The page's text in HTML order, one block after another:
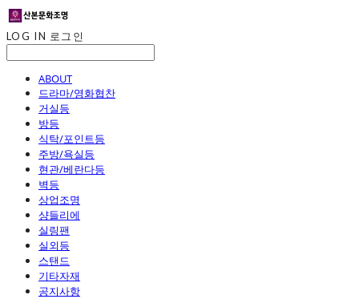
LOG IN 로그인
ABOUT
드라마/영화협찬
거실등
방등
식탁/포인트등
주방/욕실등
현관/베란다등
벽등
상업조명
샹들리에
실링팬
실외등
스탠드
기타자재
공지사항